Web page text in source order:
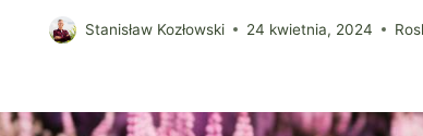
Stanisław Kozłowski 24 kwietnia, 2024